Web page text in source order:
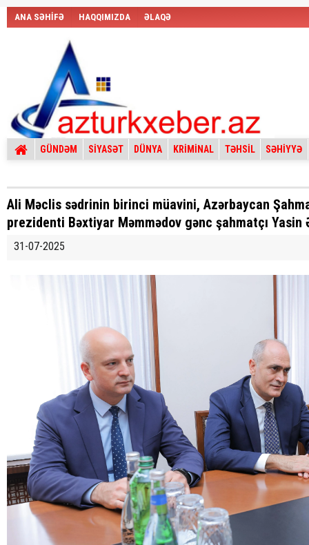
ANA SƏHİFƏ HAQQIMIZDA ƏLAQƏ
GÜNDƏM SİYASƏT DÜNYA KRİMİNAL TƏHSİL SƏHİYYƏ
Ali Məclis sədrinin birinci müavini, Azərbaycan
prezidenti Bəxtiyar Məmmədov gənc şahmatçı
31-07-2025